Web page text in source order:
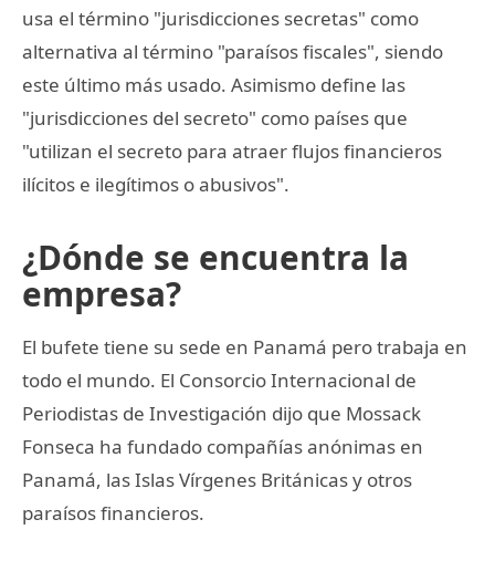
usa el término "jurisdicciones secretas" como
alternativa al término "paraísos fiscales", siendo
este último más usado. Asimismo define las
"jurisdicciones del secreto" como países que
"utilizan el secreto para atraer flujos financieros
ilícitos e ilegítimos o abusivos".
¿Dónde se encuentra la
empresa?
El bufete tiene su sede en Panamá pero trabaja en
todo el mundo. El Consorcio Internacional de
Periodistas de Investigación dijo que Mossack
Fonseca ha fundado compañías anónimas en
Panamá, las Islas Vírgenes Británicas y otros
paraísos financieros.